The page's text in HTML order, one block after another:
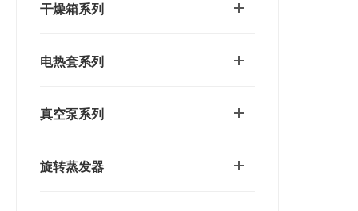
干燥箱系列
电热套系列
真空泵系列
旋转蒸发器